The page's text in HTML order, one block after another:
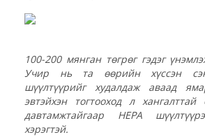
100-200 мянган төгрөг гэдэг
Учир нь та өөрийн хүссэн
шүүлтүүрийг худалдаж аваад
эвтэйхэн тогтооход л хангалттай
давтамжтайгаар HEPA
хэрэгтэй.